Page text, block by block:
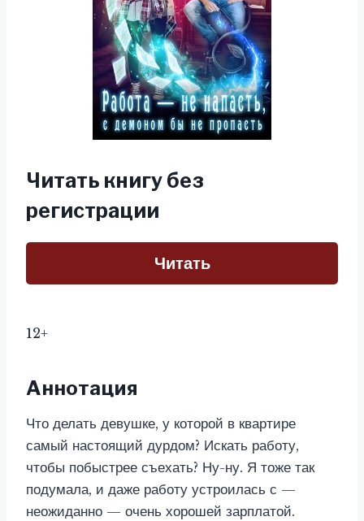
Читать книгу без
регистрации
Читать
12+
Аннотация
Что делать девушке, у которой в квартире
самый настоящий дурдом? Искать работу,
чтобы побыстрее съехать? Ну-ну. Я тоже так
подумала, и даже работу устроилась с —
неожиданно — очень хорошей зарплатой.